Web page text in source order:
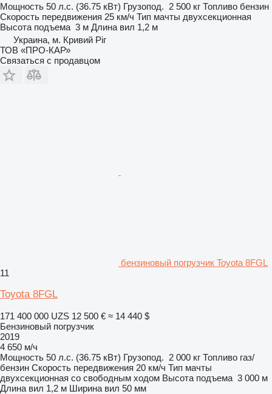
Мощность 50 л.с. (36.75 кВт) Грузопод. 2 500 кг Топливо бензин
Скорость передвижения 25 км/ч Тип мачты двухсекционная
Высота подъема 3 м Длина вил 1,2 м
Украина, м. Кривий Ріг
ТОВ «ПРО-КАР»
Связаться с продавцом
бензиновый погрузчик Toyota 8FGL
11
Toyota 8FGL
171 400 000 UZS 12 500 € ≈ 14 440 $
Бензиновый погрузчик
2019
4 650 м/ч
Мощность 50 л.с. (36.75 кВт) Грузопод. 2 000 кг Топливо газ/
бензин Скорость передвижения 20 км/ч Тип мачты
двухсекционная со свободным ходом Высота подъема 3 000 м
Длина вил 1,2 м Ширина вил 50 мм